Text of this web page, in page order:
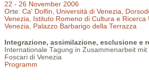
22 - 26 November 2006
Orte: Ca' Dolfin, Università di Venezia,
Venezia, Istituto Romeno di Cultura e Ricerca
Venezia, Palazzo Barbarigo della Terrazza
Integrazione, assimilazione, esclusione e
Internationale Tagung in Zusammenarbeit mit
Foscari di Venezia
Programm